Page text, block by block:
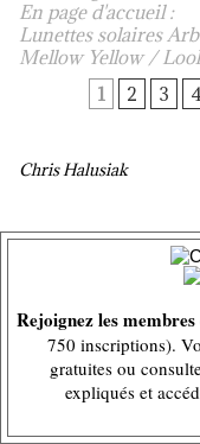
En page d'accueil :
Lunettes solaires
Mellow Yellow /
1
2 3
Chris Halusiak
Rejoignez les membres
750 inscriptions).
gratuites ou
expliqués et